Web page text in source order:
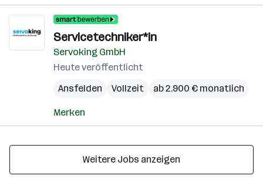
Servicetechniker*in
Servoking GmbH
Heute veröffentlicht
Ansfelden
Vollzeit ab 2.900 € monatlich
Merken
Weitere Jobs anzeigen